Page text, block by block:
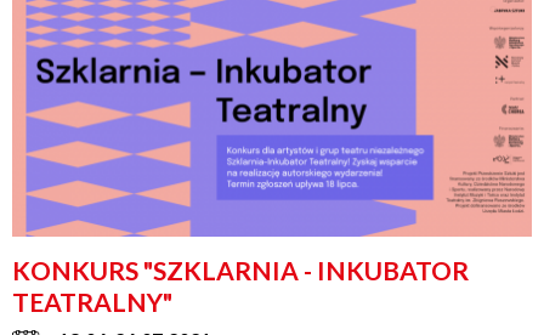
KONKURS "SZKLARNIA - INKUBATOR
TEATRALNY"